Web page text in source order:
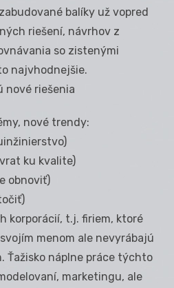
balíky už vopred
riešení, návrhov z
so zistenými
najvhodnejšie.
nové riešenia
nové trendy:
ku kvalite)
obnoviť)
korporácií, t.j. firiem, ktoré
menom ale nevyrábajú
Ťažisko náplne práce týchto
marketingu, ale